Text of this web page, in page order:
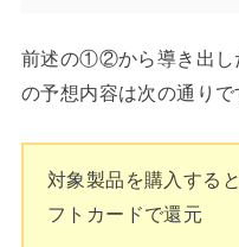
前述の①②から導き出し
の予想内容は次の通りで
対象製品を購入する
フトカードで還元